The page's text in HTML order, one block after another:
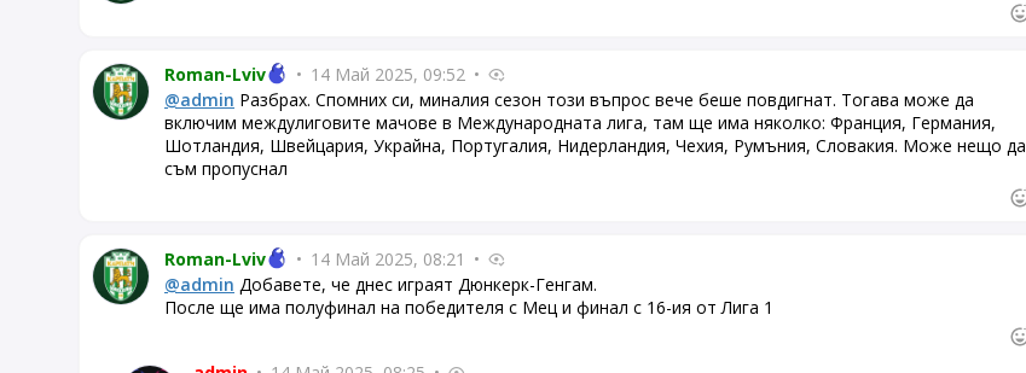
Roman-Lviv • 14 Май 2025, 09:52 •
@admin Разбрах. Спомних си, миналия сезон този въпрос вече беше повдигнат. Тогава може да
включим междулиговите мачове в Международната лига, там ще има няколко: Франция, Германия,
Шотландия, Швейцария, Украйна, Португалия, Нидерландия, Чехия, Румъния, Словакия. Може нещо да
съм пропуснал
Roman-Lviv • 14 Май 2025, 08:21 •
@admin Добавете, че днес играят Дюнкерк-Генгам.
После ще има полуфинал на победителя с Мец и финал с 16-ия от Лига 1